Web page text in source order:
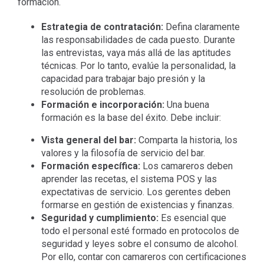
Estrategia de contratación: Defina claramente
las responsabilidades de cada puesto. Durante
las entrevistas, vaya más allá de las aptitudes
técnicas. Por lo tanto, evalúe la personalidad, la
capacidad para trabajar bajo presión y la
resolución de problemas.
Formación e incorporación: Una buena
formación es la base del éxito. Debe incluir:
Vista general del bar: Comparta la historia, los
valores y la filosofía de servicio del bar.
Formación específica: Los camareros deben
aprender las recetas, el sistema POS y las
expectativas de servicio. Los gerentes deben
formarse en gestión de existencias y finanzas.
Seguridad y cumplimiento: Es esencial que
todo el personal esté formado en protocolos de
seguridad y leyes sobre el consumo de alcohol.
Por ello, contar con camareros con certificaciones